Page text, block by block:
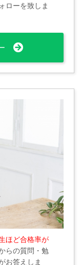
ローを致しま
ほど合格率が
らの質問・勉
お答えしま